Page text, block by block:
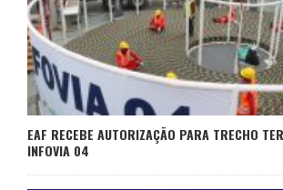
EAF RECEBE AUTORIZAÇÃO PARA TRECHO
INFOVIA 04